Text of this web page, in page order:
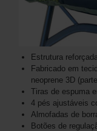
Estrutura
Fabricado em
neoprene 3D
Tiras de espuma
4 pés ajustáveis
Almofadas de
Botões de